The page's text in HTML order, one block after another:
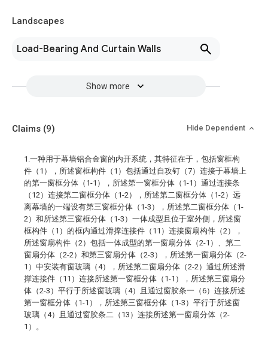
Landscapes
Load-Bearing And Curtain Walls
Show more
Claims (9) Hide Dependent
1.一种用于幕墙铝合金窗的内开系统，其特征在于，包括窗框构
件（1），所述窗框构件（1）包括通过自攻钉（7）连接于幕墙上
的第一窗框分体（1-1），所述第一窗框分体（1-1）通过连接条
（12）连接第二窗框分体（1-2），所述第二窗框分体（1-2）远
离幕墙的一端设有第三窗框分体（1-3），所述第二窗框分体（1-
2）和所述第三窗框分体（1-3）一体成型且位于室外侧，所述窗
框构件（1）的框内通过滑撑连接件（11）连接窗扇构件（2），
所述窗扇构件（2）包括一体成型的第一窗扇分体（2-1）、第二
窗扇分体（2-2）和第三窗扇分体（2-3），所述第一窗扇分体（2-
1）中安装有窗玻璃（4），所述第二窗扇分体（2-2）通过所述滑
撑连接件（11）连接所述第一窗框分体（1-1），所述第三窗扇分
体（2-3）平行于所述窗玻璃（4）且通过窗胶条一（6）连接所述
第一窗框分体（1-1），所述第三窗框分体（1-3）平行于所述窗
玻璃（4）且通过窗胶条二（13）连接所述第一窗扇分体（2-
1）。